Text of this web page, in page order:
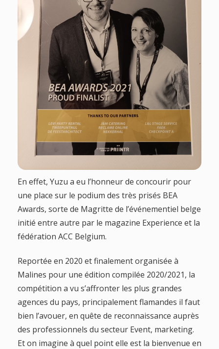
g
a
En effet, Yuzu a eu l’honneur de concourir pour
une place sur le podium des très prisés BEA
Awards, sorte de Magritte de l’événementiel belge
initié entre autre par le magazine Experience et la
fédération ACC Belgium.
Reportée en 2020 et finalement organisée à
Malines pour une édition compilée 2020/2021, la
compétition a vu s’affronter les plus grandes
agences du pays, principalement flamandes il faut
bien l’avouer, en quête de reconnaissance auprès
des professionnels du secteur Event, marketing.
Et on imagine à quel point elle est la bienvenue en